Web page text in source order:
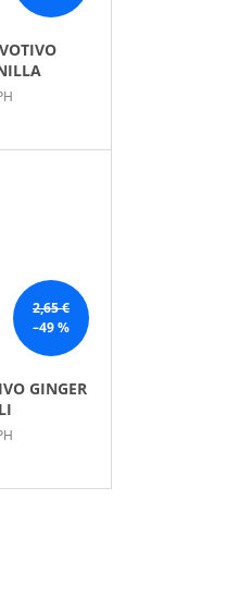
2,65 €
–49 %
GINGER